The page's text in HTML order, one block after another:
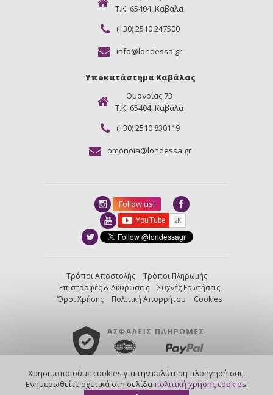
Χρησιμοποιούμε cookies για την καλύτερη πλοήγησή σας.
Ενημερωθείτε σχετικά στη σελίδαπολιτική χρήσης cookies.
Τ.Κ. 65404, Καβάλα
(+30) 2510 247500
info@londessa.gr
Υποκατάστημα Καβάλας
Ομονοίας 73
Τ.Κ. 65404, Καβάλα
(+30) 2510 830119
omonoia@londessa.gr
Follow us!
Τρόποι Αποστολής
Τρόποι Πληρωμής
Επιστροφές & Ακυρώσεις
Συχνές Ερωτήσεις
Όροι Χρήσης
Πολιτική Απορρήτου Cookies
created by Nortech/powered by
Kentico
©2013-2026